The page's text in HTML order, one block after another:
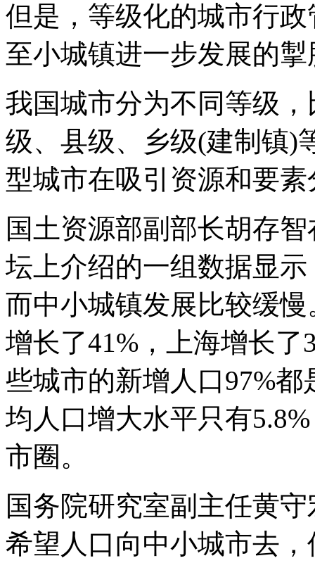
但是，等级化的城市行
至小城镇进一步发展的
我国城市分为不同等级
级、县级、乡级(建制镇)
型城市在吸引资源和要
国土资源部副部长胡存
坛上介绍的一组数据显
而中小城镇发展比较缓
增长了41%，上海增长了
些城市的新增人口97%
均人口增大水平只有
市圈。
国务院研究室副主任黄
希望人口向中小城市去